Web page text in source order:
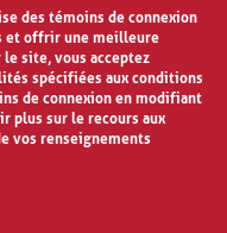
de la visionner à
peut se faire
brise-glace, ou encore
des élèves.
efficace quant aux
une séance de
les apprentissages
être aussi simple
vidéo (travail de
d’examen, etc.).
des témoins de connexion
et offrir une meilleure
le site, vous acceptez
spécifiées aux conditions
de connexion en modifiant
plus sur le recours aux
vos renseignements